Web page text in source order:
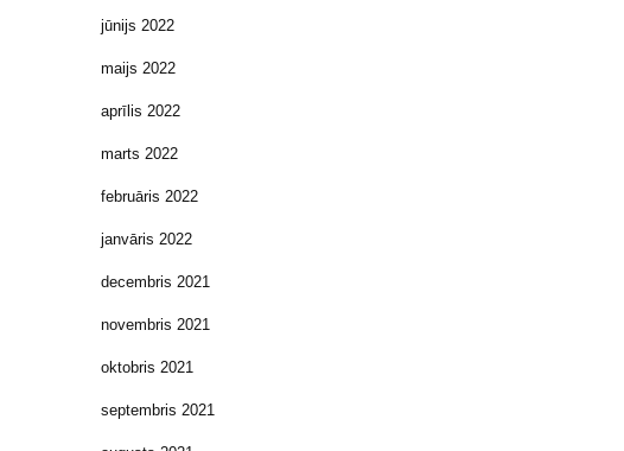
jūnijs 2022
maijs 2022
aprīlis 2022
marts 2022
februāris 2022
janvāris 2022
decembris 2021
novembris 2021
oktobris 2021
septembris 2021